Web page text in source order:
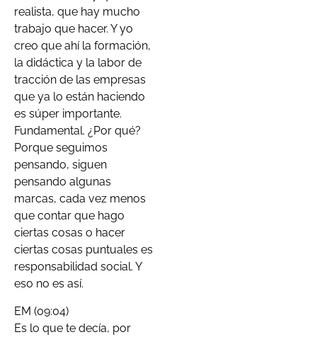
realista, que hay mucho
trabajo que hacer. Y yo
creo que ahí la formación,
la didáctica y la labor de
tracción de las empresas
que ya lo están haciendo
es súper importante.
Fundamental. ¿Por qué?
Porque seguimos
pensando, siguen
pensando algunas
marcas, cada vez menos
que contar que hago
ciertas cosas o hacer
ciertas cosas puntuales es
responsabilidad social. Y
eso no es así.
EM (09:04)
Es lo que te decía, por